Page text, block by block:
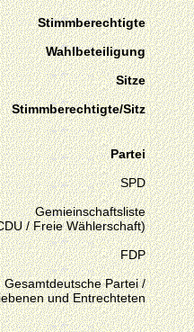
Stimmberechtigte
Wahlbeteiligung
Sitze
Stimmberechtigte/Sitz
Partei
SPD
Gemieinschaftsliste
/ Freie Wählerschaft)
FDP
Gesamtdeutsche Partei /
und Entrechteten